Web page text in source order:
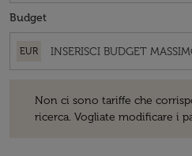
Budget
EUR
Non ci sono tariffe che
ricerca. Vogliate modificare i